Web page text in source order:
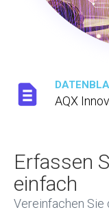
AQX
Erfassen
einfach
Vereinfachen Sie